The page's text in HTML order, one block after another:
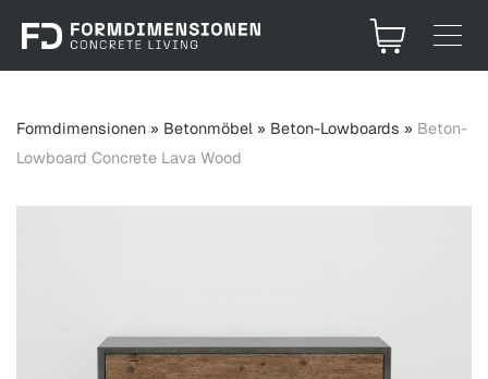
Formdimensionen » Betonmöbel » Beton-Lowboards » Beton-
Lowboard Concrete Lava Wood